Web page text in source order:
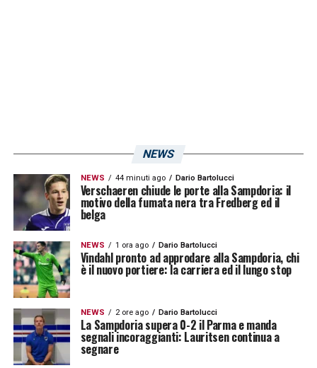
NEWS
NEWS 44 minuti ago Dario Bartolucci
Verschaeren chiude le porte alla Sampdoria: il
motivo della fumata nera tra Fredberg ed il
belga
NEWS 1 ora ago Dario Bartolucci
Vindahl pronto ad approdare alla Sampdoria, chi
è il nuovo portiere: la carriera ed il lungo stop
NEWS 2 ore ago Dario Bartolucci
La Sampdoria supera 0-2 il Parma e manda
segnali incoraggianti: Lauritsen continua a
segnare